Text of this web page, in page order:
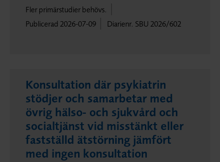
Fler primärstudier behövs.
Publicerad 2026-07-09
Diarienr. SBU 2026/602
Konsultation där psykiatrin
stödjer och samarbetar med
övrig hälso- och sjukvård och
socialtjänst vid misstänkt eller
fastställd ätstörning jämfört
med ingen konsultation